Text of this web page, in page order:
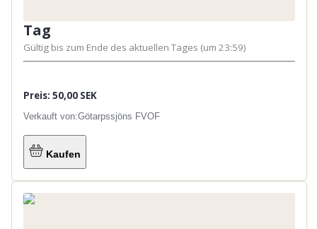
Tag
Gültig bis zum Ende des aktuellen Tages (um 23:59)
Preis: 50,00 SEK
Verkauft von:Götarpssjöns FVOF
Kaufen